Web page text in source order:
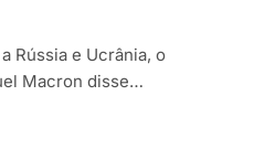
Rússia e Ucrânia, o
Macron disse…